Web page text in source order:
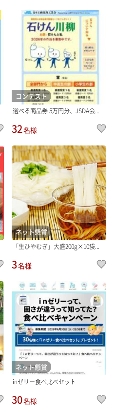
コンテスト
選べる商品券 5万円分、JSDA会...
32名様
ネット懸賞
「生ひやむぎ」大盛200g×10袋...
3名様
ネット懸賞
inゼリー食べ比べセット
30名様